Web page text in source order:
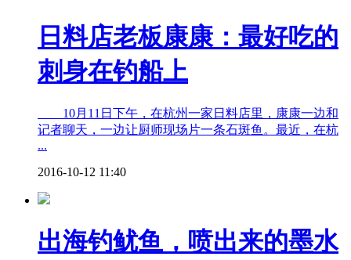
日料店老板康康：最好吃的
刺身在钓船上
10月11日下午，在杭州一家日料店里，康康一边和
记者聊天，一边让厨师现场片一条石斑鱼。最近，在杭
...
2016-10-12 11:40
出海钓鱿鱼，喷出来的墨水